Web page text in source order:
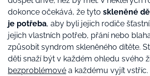
dokonce očekává, že tyto skleněné
je potřeba, aby byli jejich rodiče
jejich vlastních potřeb, přání nebo
způsobit syndrom skleněného dítěte.
děti snaží být v každém ohledu svého
bezproblémové a každému vyjít vstříc.